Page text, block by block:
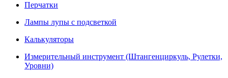
Перчатки
Лампы лупы с подсветкой
Калькуляторы
Измерительный инструмент (Штангенциркуль, Рулетки,
Уровни)